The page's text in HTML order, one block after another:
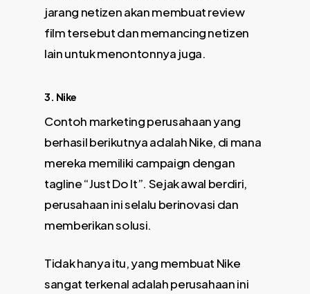
jarang netizen akan membuat review
film tersebut dan memancing netizen
lain untuk menontonnya juga.
3. Nike
Contoh marketing perusahaan yang
berhasil berikutnya adalah Nike, di mana
mereka memiliki campaign dengan
tagline “Just Do It”. Sejak awal berdiri,
perusahaan ini selalu berinovasi dan
memberikan solusi.
Tidak hanya itu, yang membuat Nike
sangat terkenal adalah perusahaan ini